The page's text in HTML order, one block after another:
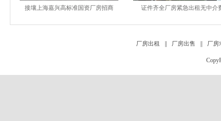
接壤上海嘉兴高标准国资厂房招商 证件齐全厂房紧急出租无中介
厂房出租 厂房出售 厂房